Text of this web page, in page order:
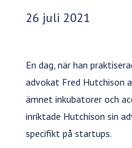
Publiceringsdatum:
26 juli 2021
En dag, när han
advokat Fred
ämnet inkubatorer och
inriktade Hutchison sin
specifikt på startups.